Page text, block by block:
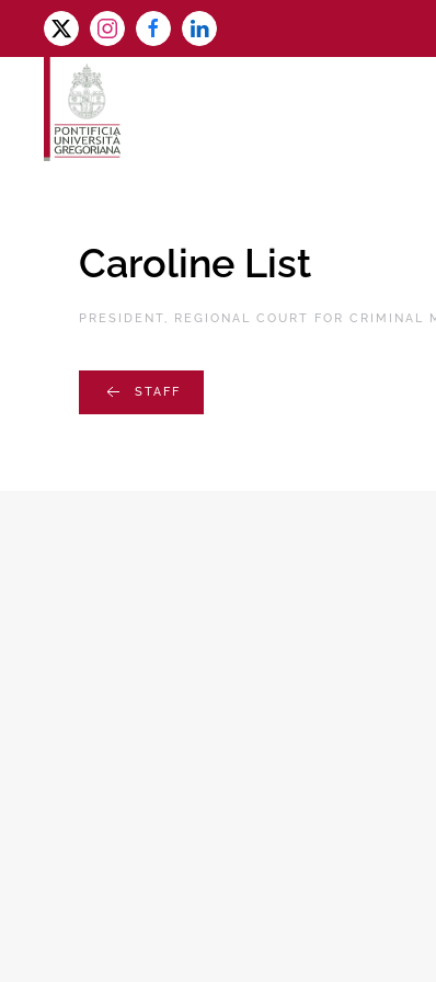
Skip to main content
Caroline List
PRESIDENT, REGIONAL COURT FOR CRIMINAL
STAFF